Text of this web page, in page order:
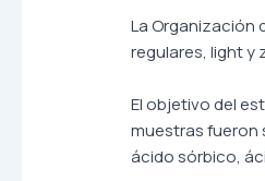
La Organización
regulares, light y
El objetivo del
muestras fueron
ácido sórbico,